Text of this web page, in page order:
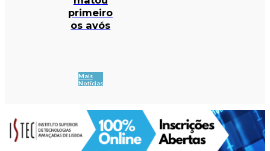
primeiro
os avós
Mais
Notícias